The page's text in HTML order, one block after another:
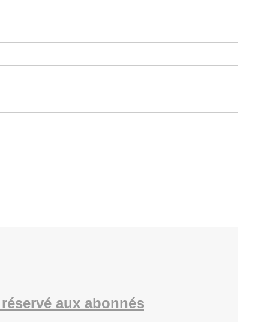
aux abonnés